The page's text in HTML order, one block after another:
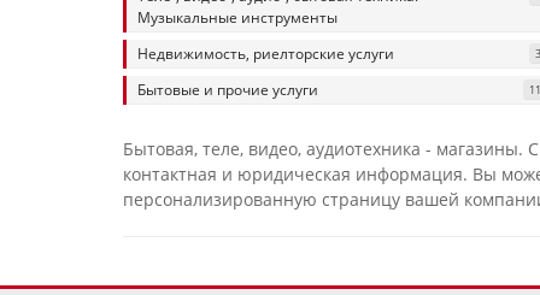
Музыкальные инструменты
Недвижимость, риелторские услуги
Бытовые и прочие услуги
Бытовая, теле, видео, аудиотехника -
контактная и юридическая информация. Вы
персонализированную страницу вашей